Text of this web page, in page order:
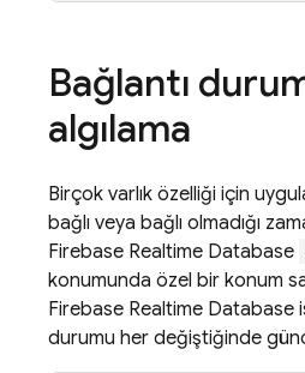
Bağlantı
algılama
Birçok varlık özelliği için
bağlı veya bağlı olmadığı
Firebase Realtime Database
konumunda özel bir konum
Firebase Realtime Database
durumu her değiştiğinde